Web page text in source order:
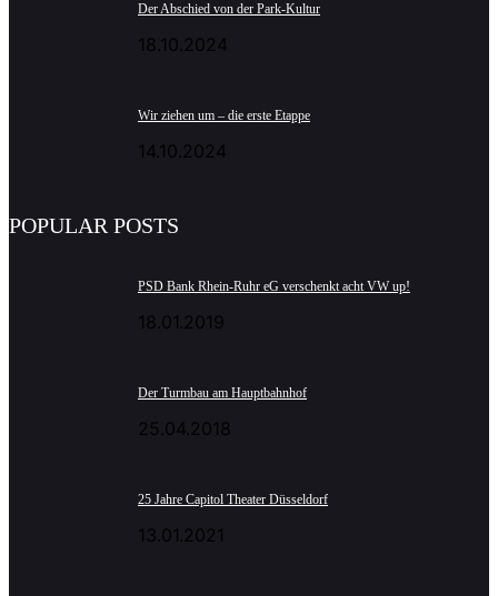
Der Abschied von der Park-Kultur
18.10.2024
Wir ziehen um – die erste Etappe
14.10.2024
POPULAR POSTS
PSD Bank Rhein-Ruhr eG verschenkt acht VW up!
18.01.2019
Der Turmbau am Hauptbahnhof
25.04.2018
25 Jahre Capitol Theater Düsseldorf
13.01.2021